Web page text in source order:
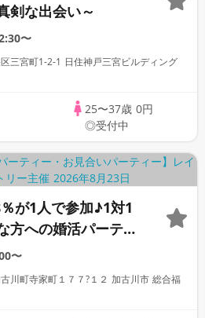
剣な出会い～
〜
三宮町1-2-1 日住神戸三宮ビルディング
25〜37歳 0円
◎受付中
が1人で参加♪1対1
方への婚活パーティ
〜
川町寺家町１７７?１２ 加古川市 総合福